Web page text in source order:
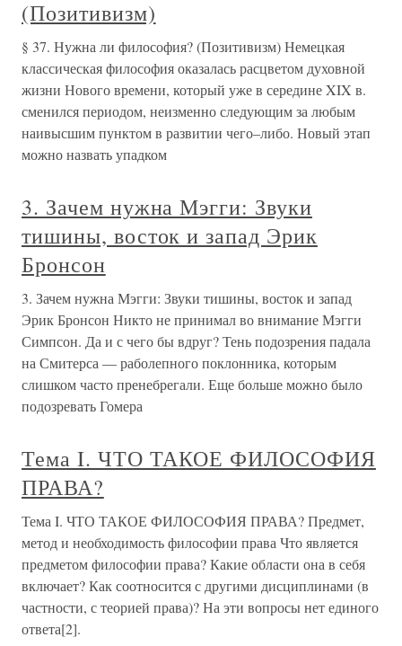
(Позитивизм)
§ 37. Нужна ли философия? (Позитивизм) Немецкая
классическая философия оказалась расцветом духовной
жизни Нового времени, который уже в середине XIX в.
сменился периодом, неизменно следующим за любым
наивысшим пунктом в развитии чего–либо. Новый этап
можно назвать упадком
3. Зачем нужна Мэгги: Звуки
тишины, восток и запад Эрик
Бронсон
3. Зачем нужна Мэгги: Звуки тишины, восток и запад
Эрик Бронсон Никто не принимал во внимание Мэгги
Симпсон. Да и с чего бы вдруг? Тень подозрения падала
на Смитерса — раболепного поклонника, которым
слишком часто пренебрегали. Еще больше можно было
подозревать Гомера
Тема I. ЧТО ТАКОЕ ФИЛОСОФИЯ
ПРАВА?
Тема I. ЧТО ТАКОЕ ФИЛОСОФИЯ ПРАВА? Предмет,
метод и необходимость философии права Что является
предметом философии права? Какие области она в себя
включает? Как соотносится с другими дисциплинами (в
частности, с теорией права)? На эти вопросы нет единого
ответа[2].